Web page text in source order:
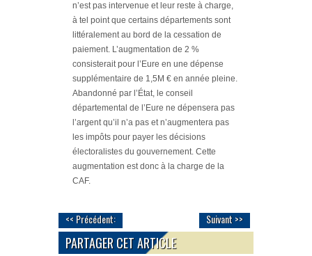
n’est pas intervenue et leur reste à charge,
à tel point que certains départements sont
littéralement au bord de la cessation de
paiement. L’augmentation de 2 %
consisterait pour l’Eure en une dépense
supplémentaire de 1,5M € en année pleine.
Abandonné par l’État, le conseil
départemental de l’Eure ne dépensera pas
l’argent qu’il n’a pas et n’augmentera pas
les impôts pour payer les décisions
électoralistes du gouvernement. Cette
augmentation est donc à la charge de la
CAF.
<< Précédent: Suivant >>
PARTAGER CET ARTICLE